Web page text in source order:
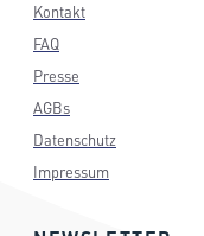
Kontakt
FAQ
Presse
AGBs
Datenschutz
Impressum